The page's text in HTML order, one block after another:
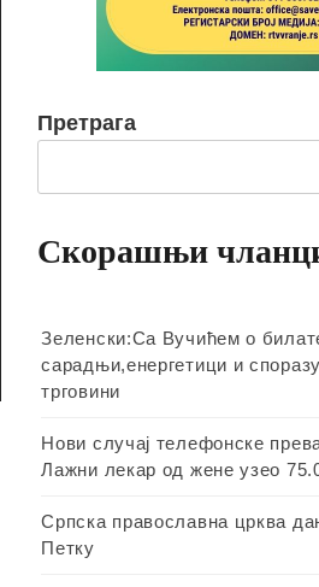
Претрага
Скорашњи
Зеленски:Са Вучићем о
сарадњи,енергетици и
трговини
Нови случај телефонске
Лажни лекар од жене узео
Српска православна црква
Петку